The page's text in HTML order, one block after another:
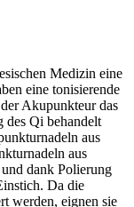
Medizin eine
eine tonisierende
Akupunkteur das
des Qi behandelt
aus
aus
dank Polierung
Da die
werden, eignen sie